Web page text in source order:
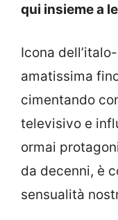
qui insieme a
Icona
amatissima
cimentando
televisivo e
ormai
da decenni, è
sensualità